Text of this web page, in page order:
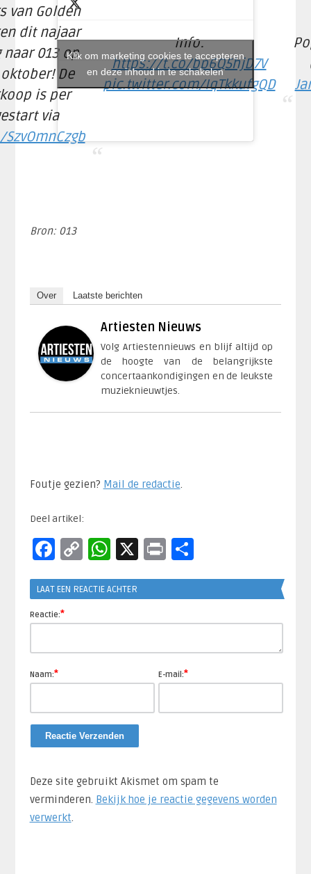
van Golden
dit najaar
013 op
De
is per
via
Info:
https://t.co/bp6Q5hjD7V
pic.twitter.com/IqTkkufgQD
Klik om marketing cookies te accepteren
en deze inhoud in te schakelen
Bron: 013
Over Laatste berichten
Artiesten Nieuws
Volg Artiestennieuws en blijf altijd op
de hoogte van de belangrijkste
concertaankondigingen en de leukste
muzieknieuwtjes.
Foutje gezien? Mail de redactie.​
Deel artikel:
Facebook
CopyWhatsApp
X PrintDelen
LAAT EEN REACTIE ACHTER
Reactie:*
Naam:* E-mail:*
Deze site gebruikt Akismet om spam te
verminderen. Bekijk hoe je reactie gegevens worden
verwerkt.